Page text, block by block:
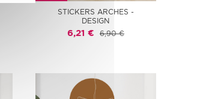
STICKERS ARCHES -
DESIGN
6,21 € 6,90 €